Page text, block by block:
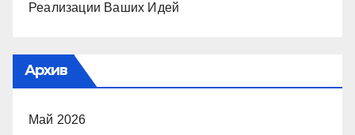
Реализации Ваших Идей
Архив
Май 2026